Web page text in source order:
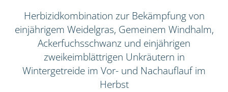
Herbizidkombination zur Bekämpfung von
einjährigem Weidelgras, Gemeinem Windhalm,
Ackerfuchsschwanz und einjährigen
zweikeimblättrigen Unkräutern in
Wintergetreide im Vor- und Nachauflauf im
Herbst